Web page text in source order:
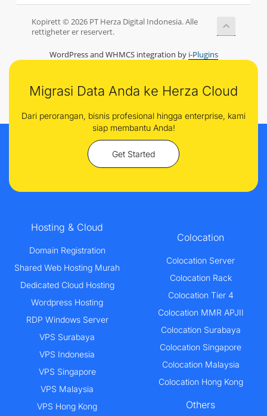
Kopirett © 2026 PT Herza Digital Indonesia. Alle
rettigheter er reservert.
WordPress and WHMCS integration by i-Plugins
Migrasi Data Anda ke Herza Cloud
Dari perorangan, bisnis profesional hingga enterprise, kami
siap membantu Anda!
Get Started
Hosting & Cloud
Domain Registration
Shared Web Hosting Murah
Dedicated Cloud Hosting
Wordpress Hosting
RDP Windows Server
VPS Surabaya
VPS Indonesia
VPS Singapore
VPS Malaysia
VPS Hong Kong
Colocation
Colocation Server
Colocation Rack
Colocation Tier 4
Colocation MMR APJII
Colocation Surabaya
Colocation Singapore
Colocation Malaysia
Colocation Hong Kong
Others